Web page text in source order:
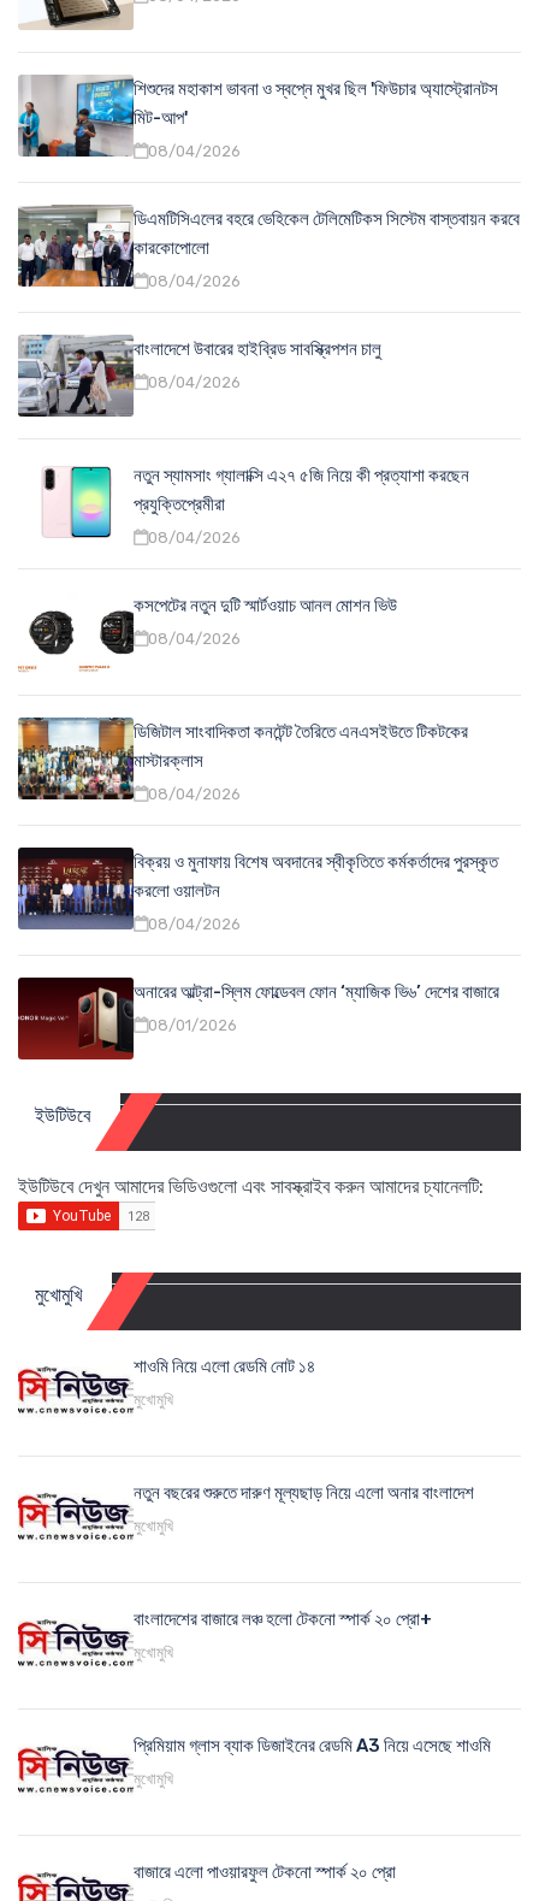
শিশুদের মহাকাশ ভাবনা ও স্বপ্নে মুখর ছিল 'ফিউচার অ্যাস্ট্রোনটস
মিট-আপ'
08/04/2026
ডিএমটিসিএলের বহরে ভেহিকেল টেলিমেটিকস সিস্টেম বাস্তবায়ন করবে
কারকোপোলো
08/04/2026
বাংলাদেশে উবারের হাইব্রিড সাবস্ক্রিপশন চালু
08/04/2026
নতুন স্যামসাং গ্যালাক্সি এ২৭ ৫জি নিয়ে কী প্রত্যাশা করছেন
প্রযুক্তিপ্রেমীরা
08/04/2026
কসপেটের নতুন দুটি স্মার্টওয়াচ আনল মোশন ভিউ
08/04/2026
ডিজিটাল সাংবাদিকতা কনটেন্ট তৈরিতে এনএসইউতে টিকটকের
মাস্টারক্লাস
08/04/2026
বিক্রয় ও মুনাফায় বিশেষ অবদানের স্বীকৃতিতে কর্মকর্তাদের পুরস্কৃত
করলো ওয়ালটন
08/04/2026
অনারের আল্ট্রা-স্লিম ফোল্ডেবল ফোন ‘ম্যাজিক ভি৬’ দেশের বাজারে
08/01/2026
ইউটিউবে
ইউটিউবে দেখুন আমাদের ভিডিওগুলো এবং সাবস্ক্রাইব করুন আমাদের চ্যানেলটি:
মুখোমুখি
শাওমি নিয়ে এলো রেডমি নোট ১৪
মুখোমুখি
নতুন বছরের শুরুতে দারুণ মূল্যছাড় নিয়ে এলো অনার বাংলাদেশ
মুখোমুখি
বাংলাদেশের বাজারে লঞ্চ হলো টেকনো স্পার্ক ২০ প্রো+
মুখোমুখি
প্রিমিয়াম গ্লাস ব্যাক ডিজাইনের রেডমি A3 নিয়ে এসেছে শাওমি
মুখোমুখি
বাজারে এলো পাওয়ারফুল টেকনো স্পার্ক ২০ প্রো